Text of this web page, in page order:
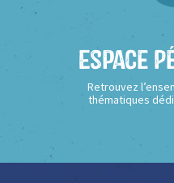
Espace
Retrouvez
thématiques